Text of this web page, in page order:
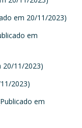
em 20/11/2023)
em
20/11/2023)
2023)
em